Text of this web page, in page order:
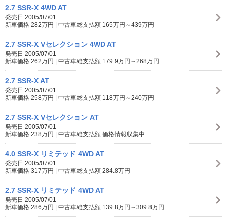
2.7 SSR-X 4WD AT
発売日 2005/07/01
新車価格 282万円 | 中古車総支払額 165万円～439万円
2.7 SSR-X Vセレクション 4WD AT
発売日 2005/07/01
新車価格 262万円 | 中古車総支払額 179.9万円～268万円
2.7 SSR-X AT
発売日 2005/07/01
新車価格 258万円 | 中古車総支払額 118万円～240万円
2.7 SSR-X Vセレクション AT
発売日 2005/07/01
新車価格 238万円 | 中古車総支払額 価格情報収集中
4.0 SSR-X リミテッド 4WD AT
発売日 2005/07/01
新車価格 317万円 | 中古車総支払額 284.8万円
2.7 SSR-X リミテッド 4WD AT
発売日 2005/07/01
新車価格 286万円 | 中古車総支払額 139.8万円～309.8万円